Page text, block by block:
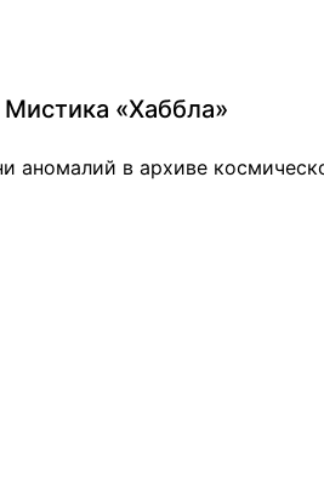
«Хаббла»
аномалий в архиве